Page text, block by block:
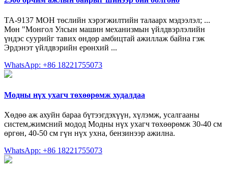
ТА-9137 МОН төслийн хэрэгжилтийн талаарх мэдээлэл; ...
Мөн "Монгол Улсын машин механизмын үйлдвэрлэлийн
үндэс суурийг тавих өндөр амбицтай ажиллаж байна гэж
Эрдэнэт үйлдвэрийн ерөнхий ...
WhatsApp: +86 18221755073
Модны нүх ухагч төхөөрөмж худалдаа
Хөдөө аж ахуйн бараа бүтээгдэхүүн, хүлэмж, усалгааны
систем,жимсний модод Модны нүх ухагч төхөөрөмж 30-40 см
өргөн, 40-50 см гүн нүх ухна, бензинээр ажилна.
WhatsApp: +86 18221755073